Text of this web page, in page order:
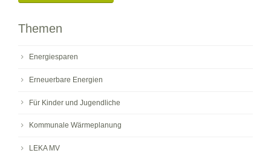
Themen
Energiesparen
Erneuerbare Energien
Für Kinder und Jugendliche
Kommunale Wärmeplanung
LEKA MV